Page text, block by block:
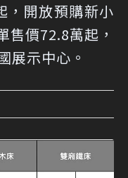
，開放預購新小
售價72.8萬起，
展示中心。